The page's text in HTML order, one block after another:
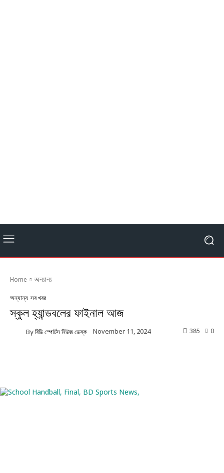
Home অন্যান্য
অন্যান্য সব খবর
স্কুল হ্যান্ডবলের ফাইনাল আজ
By বিডি স্পোর্টস নিউজ ডেস্ক November 11, 2024 0
385